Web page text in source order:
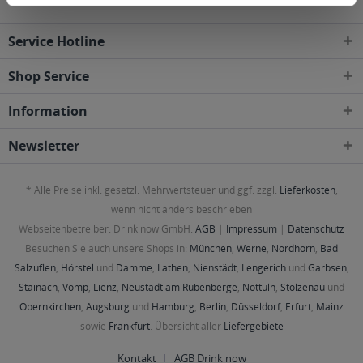
Service Hotline
Shop Service
Information
Newsletter
* Alle Preise inkl. gesetzl. Mehrwertsteuer und ggf. zzgl. Lieferkosten,
wenn nicht anders beschrieben
Webseitenbetreiber: Drink now GmbH: AGB | Impressum | Datenschutz
Besuchen Sie auch unsere Shops in: München, Werne, Nordhorn, Bad
Salzuflen, Hörstel und Damme, Lathen, Nienstädt, Lengerichund Garbsen,
Stainach, Vomp, Lienz, Neustadt am Rübenberge, Nottuln, Stolzenau und
Obernkirchen, Augsburg und Hamburg, Berlin, Düsseldorf, Erfurt, Mainz
sowie Frankfurt. Übersicht aller Liefergebiete
Kontakt AGB Drink now